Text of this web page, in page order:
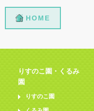
HOME
りすのこ園・くるみ
園
りすのこ園